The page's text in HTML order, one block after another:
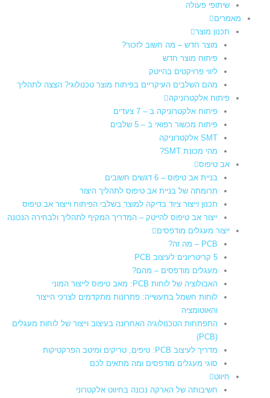
שיתופי פעולה
מאמרים
תכנון מוצר
מוצר חדש – מה חשוב לזכור?
פיתוח מוצר חדש
ליווי פרויקטים בהייטק
מהם השלבים העיקריים בפיתוח מוצר טכנולוגי? הצצה לתהליך
פיתוח אלקטרוניקה
פיתוח אלקטרוניקה ב – 7 צעדים
פיתוח מכשור רפואי ב – 5 שלבים
SMT אלקטרוניקה
מהי מכונת SMT?
אב טיפוס
בניית אב טיפוס – 6 דגשים חשובים
תרומתה של בניית אב טיפוס לתהליך היצור​
תכנון וייצור ציוד בדיקה למוצר בשלבי הפיתוח וייצור אב טיפוס
ייצור אב טיפוס להייטק – המדריך המקיף לתהליך ולבחירה הנכונה
ייצור מעגלים מודפסים
PCB – מה זה?
5 קריטריונים לעיצוב PCB
מעגלים מודפסים – מהם?
האבולוציה של לוחות PCB: מאב טיפוס לייצור המוני
לוחות חשמל בתעשייה: פתרונות מתקדמים לצרכי הייצור
והאוטומציה
התפתחות הטכנולוגיה האחרונה בעיצוב וייצור של לוחות מעגלים
(PCB)
מדריך לעיצוב PCB: טיפים, טריקים ומיטב הפרקטיקות
סוגי מעגלים מודפסים ומה מתאים לכם
חיווט
חשיבותה של הארקה נכונה בחיווט אלקטרוני